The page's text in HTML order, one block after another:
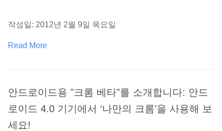
작성일: 2012년 2월 9일 목요일
Read More
안드로이드용 "크롬 베타"를 소개합니다: 안드
로이드 4.0 기기에서 ‘나만의 크롬’을 사용해 보
세요!